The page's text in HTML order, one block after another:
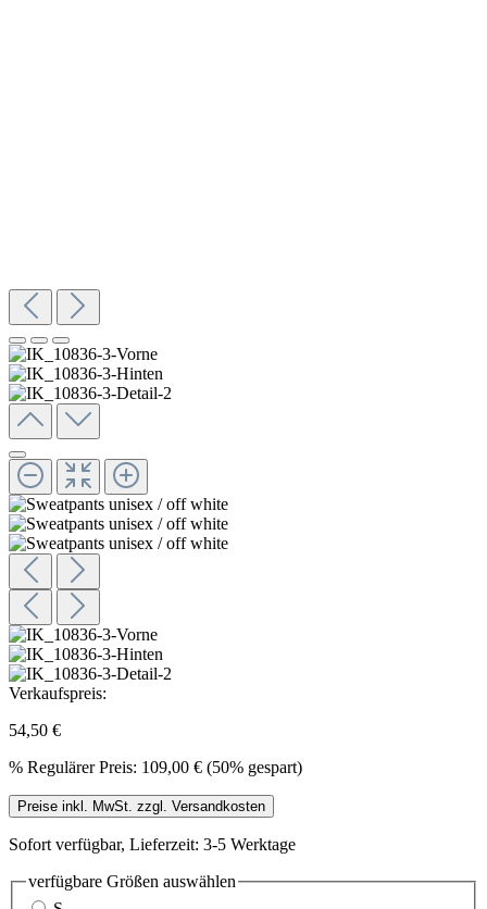
Verkaufspreis:
54,50 €
% Regulärer Preis: 109,00 € (50% gespart)
Preise inkl. MwSt. zzgl. Versandkosten
Sofort verfügbar, Lieferzeit: 3-5 Werktage
verfügbare Größen auswählen